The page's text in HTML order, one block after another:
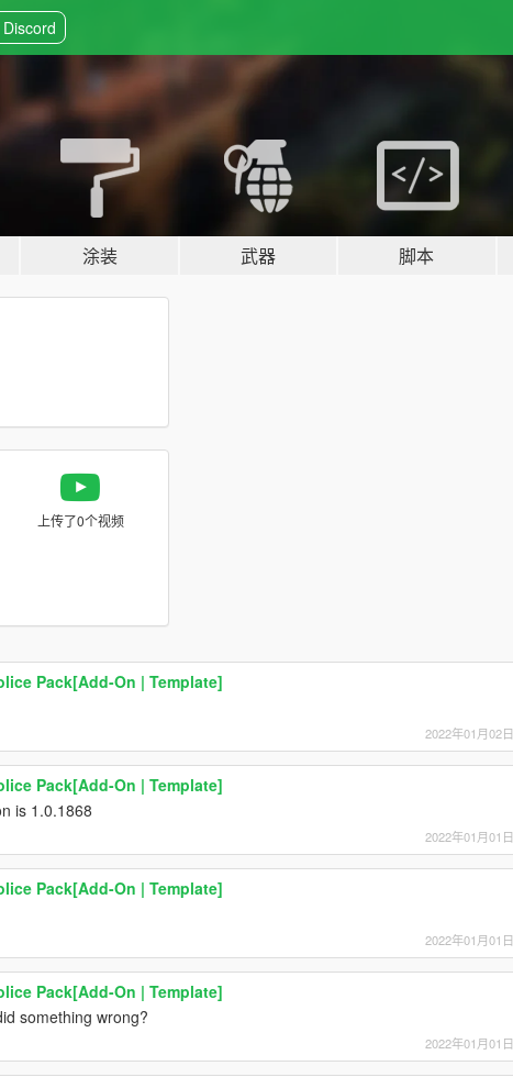
涂装 武器 脚本
上传了0个视频
Pack[Add-On | Template]
2022年01月02日
Pack[Add-On | Template]
is 1.0.1868
2022年01月01日
Pack[Add-On | Template]
2022年01月01日
Pack[Add-On | Template]
something wrong?
2022年01月01日